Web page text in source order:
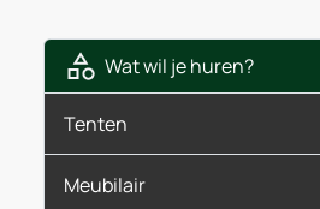
Wat wil je huren?
Tenten
Meubilair